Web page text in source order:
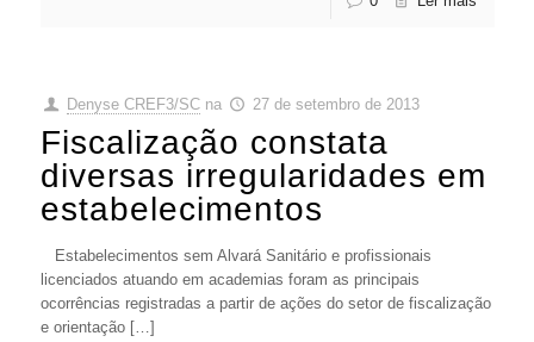
Denyse CREF3/SC na 27 de setembro de 2013
Fiscalização constata
diversas irregularidades em
estabelecimentos
Estabelecimentos sem Alvará Sanitário e profissionais
licenciados atuando em academias foram as principais
ocorrências registradas a partir de ações do setor de fiscalização
e orientação […]